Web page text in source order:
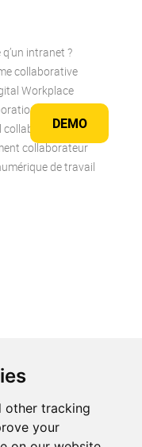
other tracking
your
DEMO
q’un intranet ?
collaborative
Workplace
collaboratif
collaborateur
de travail